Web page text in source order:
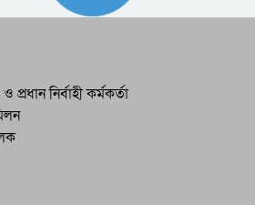
নির্বাহী কর্মকর্তা